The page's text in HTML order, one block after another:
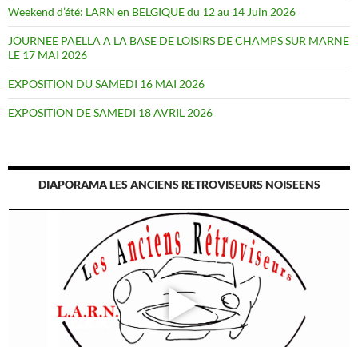
Weekend d’été: LARN en BELGIQUE du 12 au 14 Juin 2026
JOURNEE PAELLA A LA BASE DE LOISIRS DE CHAMPS SUR MARNE
LE 17 MAI 2026
EXPOSITION DU SAMEDI 16 MAI 2026
EXPOSITION DE SAMEDI 18 AVRIL 2026
DIAPORAMA LES ANCIENS RETROVISEURS NOISEENS